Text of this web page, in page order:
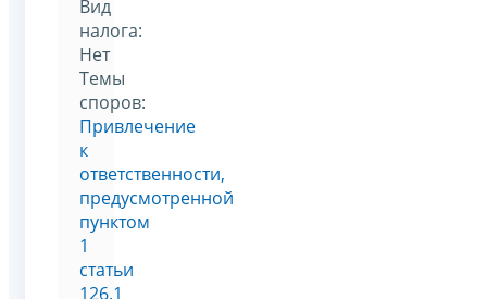
Вид
налога:
Нет
Темы
споров:
Привлечение
к
ответственности,
предусмотренной
пунктом
1
статьи
126.1